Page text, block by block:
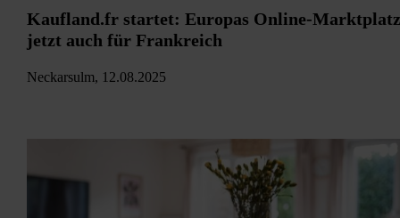
Kaufland.fr startet: Europas Online-Marktplatz
jetzt auch für Frankreich
Neckarsulm, 12.08.2025